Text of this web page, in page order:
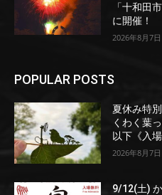
「十和田
に開催！
2026年8月7日
POPULAR POSTS
夏休み特
くわく葉
以下《入
2026年8月7日
9/12(土)